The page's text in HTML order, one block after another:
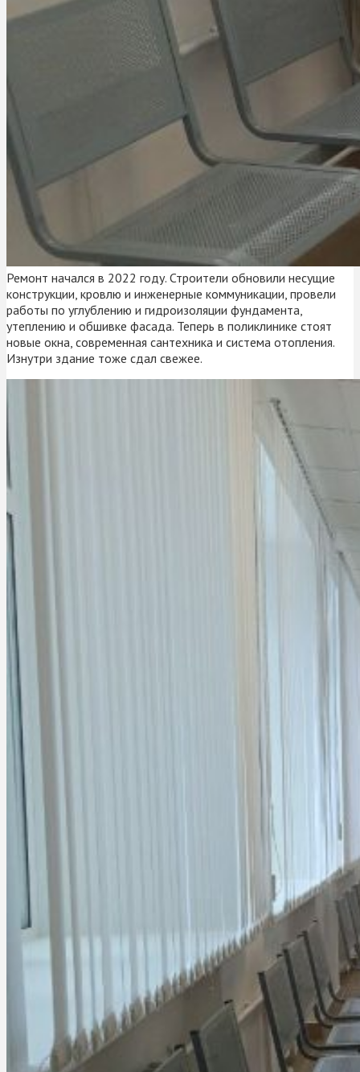
Ремонт начался в 2022 году. Строители обновили несущие
конструкции, кровлю и инженерные коммуникации, провели
работы по углублению и гидроизоляции фундамента,
утеплению и обшивке фасада. Теперь в поликлинике стоят
новые окна, современная сантехника и система отопления.
Изнутри здание тоже сдал свежее.